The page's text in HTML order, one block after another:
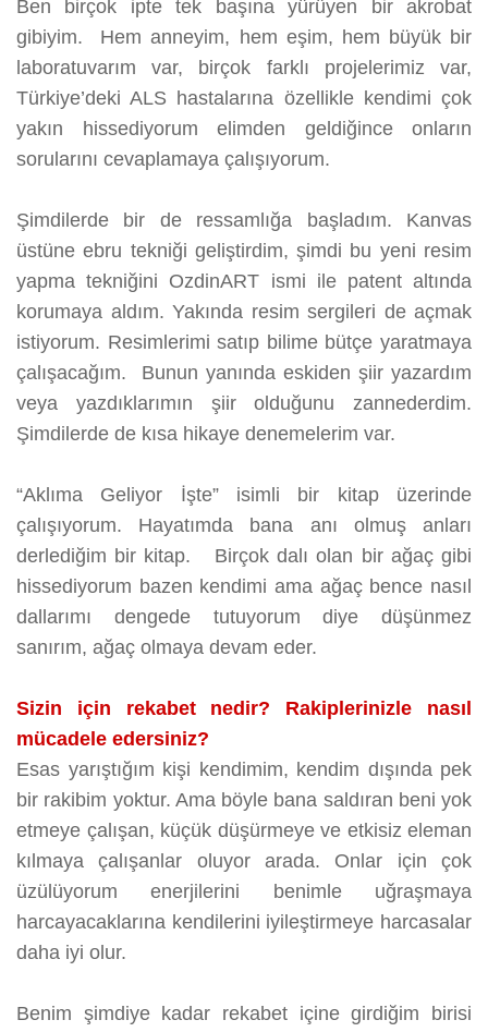
Ben birçok ipte tek başına yürüyen bir akrobat
gibiyim. Hem anneyim, hem eşim, hem büyük bir
laboratuvarım var, birçok farklı projelerimiz var,
Türkiye’deki ALS hastalarına özellikle kendimi çok
yakın hissediyorum elimden geldiğince onların
sorularını cevaplamaya çalışıyorum.
Şimdilerde bir de ressamlığa başladım. Kanvas
üstüne ebru tekniği geliştirdim, şimdi bu yeni resim
yapma tekniğini OzdinART ismi ile patent altında
korumaya aldım. Yakında resim sergileri de açmak
istiyorum. Resimlerimi satıp bilime bütçe yaratmaya
çalışacağım. Bunun yanında eskiden şiir yazardım
veya yazdıklarımın şiir olduğunu zannederdim.
Şimdilerde de kısa hikaye denemelerim var.
“Aklıma Geliyor İşte” isimli bir kitap üzerinde
çalışıyorum. Hayatımda bana anı olmuş anları
derlediğim bir kitap. Birçok dalı olan bir ağaç gibi
hissediyorum bazen kendimi ama ağaç bence nasıl
dallarımı dengede tutuyorum diye düşünmez
sanırım, ağaç olmaya devam eder.
Sizin için rekabet nedir? Rakiplerinizle nasıl
mücadele edersiniz?
Esas yarıştığım kişi kendimim, kendim dışında pek
bir rakibim yoktur. Ama böyle bana saldıran beni yok
etmeye çalışan, küçük düşürmeye ve etkisiz eleman
kılmaya çalışanlar oluyor arada. Onlar için çok
üzülüyorum enerjilerini benimle uğraşmaya
harcayacaklarına kendilerini iyileştirmeye harcasalar
daha iyi olur.
Benim şimdiye kadar rekabet içine girdiğim birisi